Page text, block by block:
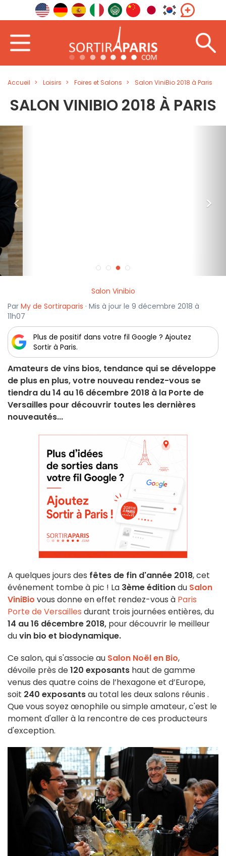
Accueil Loisirs Foires et Salons Salon ViniBio 2018 à Paris
SALON VINIBIO 2018 À PARIS
< >
Salon Vinibio
Par My de Sortiraparis · Mis à jour le 9 décembre 2018 à
11h07
Plus de positif dans votre fil Google ? Ajoutez
Sortir à Paris.
Amateurs de vins bios, tendance qui se développe
de plus en plus, votre nouveau rendez-vous se
tiendra du 14 au 16 décembre 2018 à la Porte de
Versailles pour découvrir toutes les dernières
nouveautés...
A quelques jours des fêtes de fin d'année 2018, cet
événement tombe à pic ! La 3ème éditiondu Salon
ViniBio vous donne en effet rendez-vous à Paris
Porte de Versailles durant trois journées entières, du
14 au 16 décembre 2018, pour découvrir le meilleur
duvin bio et biodynamique.
Ce salon, qui s'associe au Salon Noël en Bio,
dévoile près de120 exposants haut de gamme
venus des quatre coins de l’hexagone et d’Europe,
soit 240 exposantsau total les deux salons réunis .
Que vous soyez œnophile ou simple amateur, c'est le
moment d'aller à la rencontre de ces producteurs
d'exception.